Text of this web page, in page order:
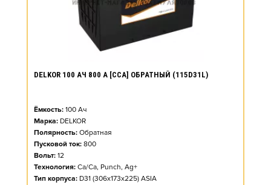
DELKOR 100 АЧ 800 А [CCA] ОБРАТНЫЙ (115D31L)
Ёмкость: 100 Ач
Марка: DELKOR
Полярность: Обратная
Пусковой ток: 800
Вольт: 12
Технология: Ca/Ca, Punch, Ag+
Тип корпуса: D31 (306x173x225) ASIA